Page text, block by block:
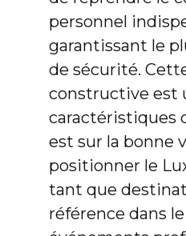
personnel
garantissant le
de sécurité.
constructive est
caractéristiques
est sur la bonne
positionner le
tant que
référence dans